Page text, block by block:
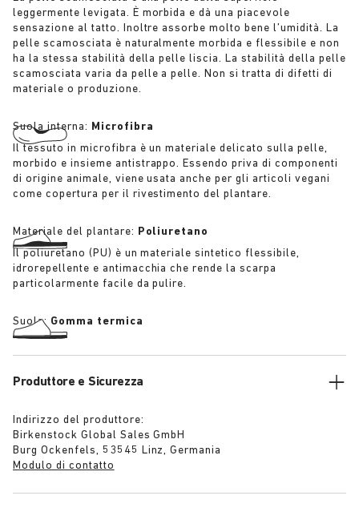
leggermente levigata. È morbida e dà una piacevole
sensazione al tatto. Inoltre assorbe molto bene l’umidità. La
pelle scamosciata è naturalmente morbida e flessibile e non
ha la stessa stabilità della pelle liscia. La stabilità della pelle
scamosciata varia da pelle a pelle. Non si tratta di difetti di
materiale o produzione.
Suola interna: Microfibra
Il tessuto in microfibra è un materiale delicato sulla pelle,
morbido e insieme antistrappo. Essendo priva di componenti
di origine animale, viene usata anche per gli articoli vegani
come copertura per il rivestimento del plantare.
Materiale del plantare: Poliuretano
Il poliuretano (PU) è un materiale sintetico flessibile,
idrorepellente e antimacchia che rende la scarpa
particolarmente facile da pulire.
Suola: Gomma termica
Produttore e Sicurezza
Indirizzo del produttore:
Birkenstock Global Sales GmbH
Burg Ockenfels, 53545 Linz, Germania
Modulo di contatto